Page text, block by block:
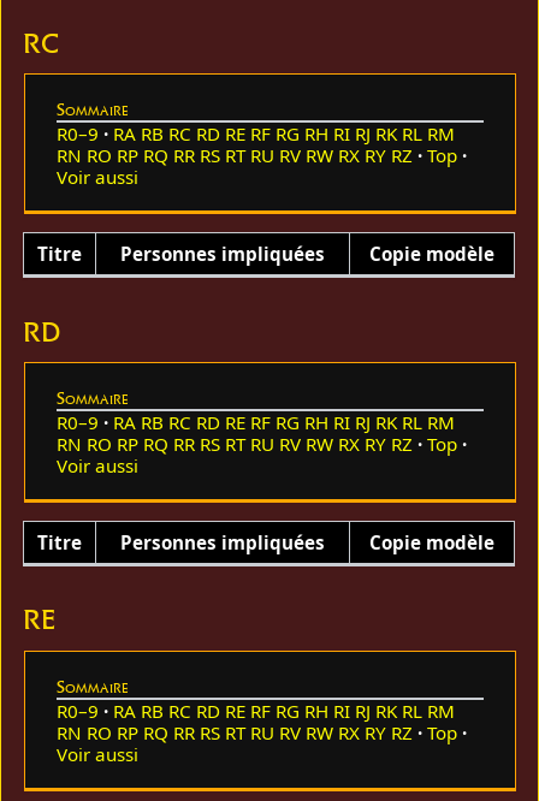
RC
Sommaire
R0–9 RA RB RC RD RE RF RG RH RI RJ RK RL RM
RN RO RP RQ RR RS RT RU RV RW RX RY RZ
Top
Voir aussi
Titre Personnes impliquées Copie modèle
RD
Sommaire
R0–9 RA RB RC RD RE RF RG RH RI RJ RK RL RM
RN RO RP RQ RR RS RT RU RV RW RX RY RZ
Top
Voir aussi
Titre Personnes impliquées Copie modèle
RE
Sommaire
R0–9 RA RB RC RD RE RF RG RH RI RJ RK RL RM
RN RO RP RQ RR RS RT RU RV RW RX RY RZ
Top
Voir aussi